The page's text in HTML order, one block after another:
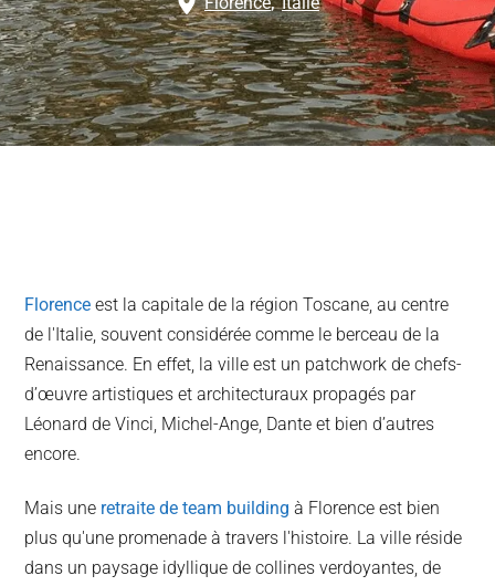
Florence est la capitale de la région Toscane, au centre
de l'Italie, souvent considérée comme le berceau de la
Renaissance. En effet, la ville est un patchwork de chefs-
d’œuvre artistiques et architecturaux propagés par
Léonard de Vinci, Michel-Ange, Dante et bien d’autres
encore.
Mais une retraite de team building à Florence est bien
plus qu'une promenade à travers l'histoire. La ville réside
dans un paysage idyllique de collines verdoyantes, de